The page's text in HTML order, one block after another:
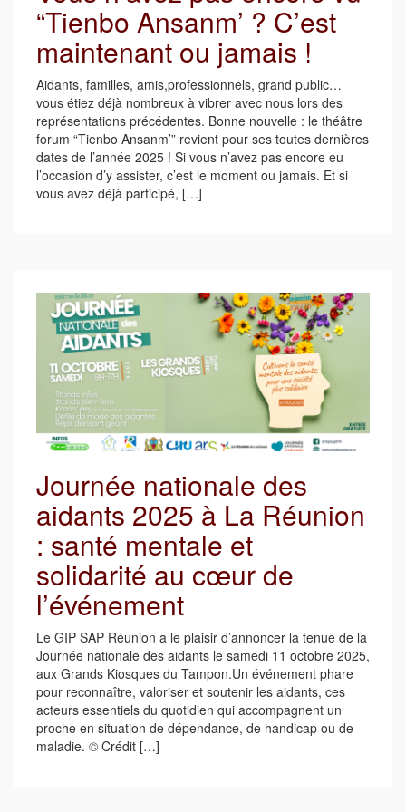
“Tienbo Ansanm’ ? C’est
maintenant ou jamais !
Aidants, familles, amis,professionnels, grand public…
vous étiez déjà nombreux à vibrer avec nous lors des
représentations précédentes. Bonne nouvelle : le théâtre
forum “Tienbo Ansanm’” revient pour ses toutes dernières
dates de l’année 2025 ! Si vous n’avez pas encore eu
l’occasion d’y assister, c’est le moment ou jamais. Et si
vous avez déjà participé, […]
Journée nationale des
aidants 2025 à La Réunion
: santé mentale et
solidarité au cœur de
l’événement
Le GIP SAP Réunion a le plaisir d’annoncer la tenue de la
Journée nationale des aidants le samedi 11 octobre 2025,
aux Grands Kiosques du Tampon.Un événement phare
pour reconnaître, valoriser et soutenir les aidants, ces
acteurs essentiels du quotidien qui accompagnent un
proche en situation de dépendance, de handicap ou de
maladie. © Crédit […]